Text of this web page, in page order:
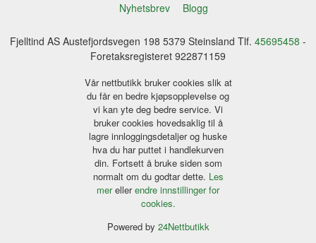
Nyhetsbrev
Blogg
Fjelltind AS Austefjordsvegen 198 5379 Steinsland Tlf. 45695458 -
Foretaksregisteret 922871159
Vår nettbutikk bruker cookies slik at
du får en bedre kjøpsopplevelse og
vi kan yte deg bedre service. Vi
bruker cookies hovedsaklig til å
lagre innloggingsdetaljer og huske
hva du har puttet i handlekurven
din. Fortsett å bruke siden som
normalt om du godtar dette. Les
merellerendre innstillinger for
cookies.
Powered by 24Nettbutikk